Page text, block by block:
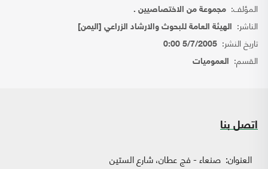
المؤلف: مجموعة من الاختصاصيين .
الناشر: الهيئة العامة للبحوث والارشاد الزراعي [اليمن]
تاريخ النشر: 5/7/2005 0:00
القسم: العموميات
اتصل بنا
العنوان: صنعاء - فج عطان، شارع الستين